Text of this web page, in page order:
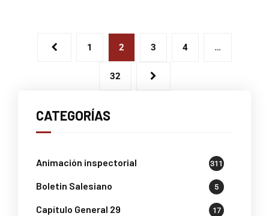
1 2 3 4 …
32
CATEGORÍAS
Animación inspectorial 311
Boletin Salesiano 5
Capítulo General 29 17